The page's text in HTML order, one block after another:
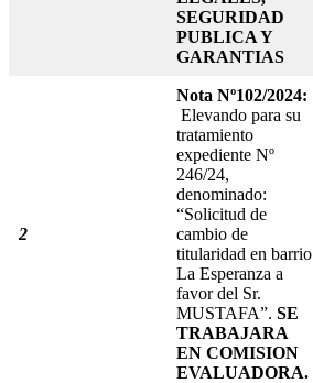
SEGURIDAD
PUBLICA Y
GARANTIAS
2
Nota Nº102/2024:
Elevando para su
tratamiento
expediente Nº
246/24,
denominado:
“Solicitud de
cambio de
titularidad en barrio
La Esperanza a
favor del Sr.
MUSTAFA”. SE
TRABAJARA
EN COMISION
EVALUADORA.